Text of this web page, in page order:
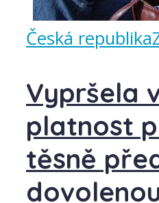
Česká republika
Vypršela
platnost
těsně